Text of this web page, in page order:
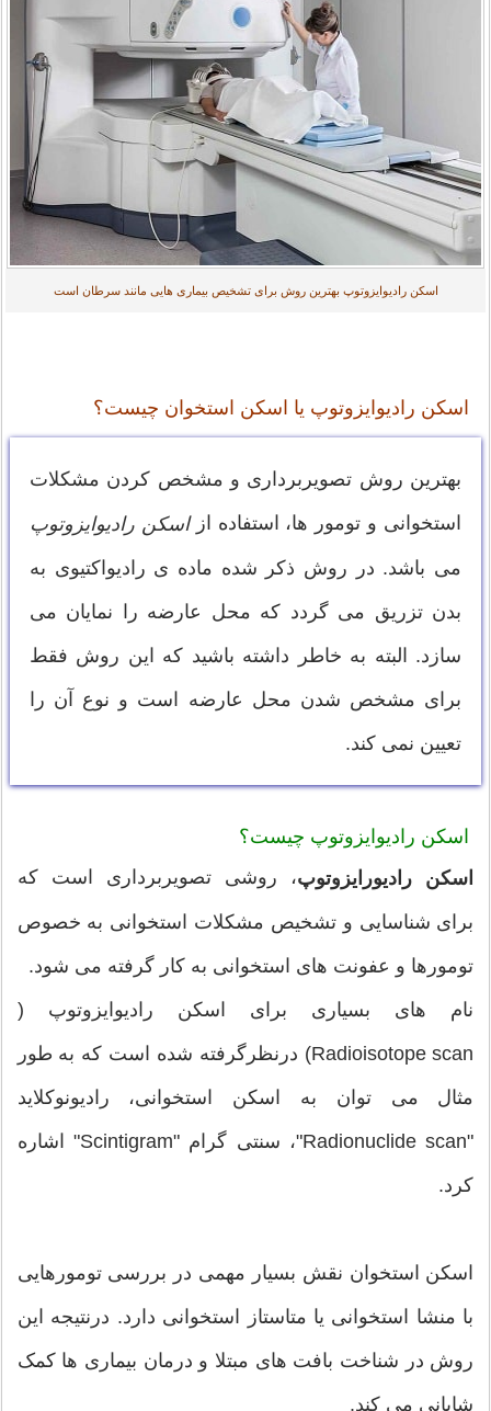
اسکن رادیوایزوتوپ بهترین روش برای تشخیص بیماری هایی مانند سرطان است
اسکن رادیوایزوتوپ یا اسکن استخوان چیست؟
بهترین روش تصویربرداری و مشخص کردن مشکلات
استخوانی و تومور ها، استفاده ازاسکن رادیوایزوتوپ
می باشد. در روش ذکر شده ماده ی رادیواکتیوی به
بدن تزریق می گردد که محل عارضه را نمایان می
سازد. البته به خاطر داشته باشید که این روش فقط
برای مشخص شدن محل عارضه است و نوع آن را
تعیین نمی کند.
اسکن رادیوایزوتوپ چیست؟
اسکن رادیورایزوتوپ، روشی تصویربرداری است که
برای شناسایی و تشخیص مشکلات استخوانی به خصوص
تومورها و عفونت های استخوانی به کار گرفته می شود.
نام های بسیاری برای اسکن رادیوایزوتوپ (
Radioisotope scan) درنظرگرفته شده است که به طور
مثال می توان به اسکن استخوانی، رادیونوکلاید
"Radionuclide scan"، سنتی گرام "Scintigram" اشاره
کرد.
اسکن استخوان نقش بسیار مهمی در بررسی تومورهایی
با منشا استخوانی یا متاستاز استخوانی دارد. درنتیجه این
روش در شناخت بافت های مبتلا و درمان بیماری ها کمک
شایانی می کند.